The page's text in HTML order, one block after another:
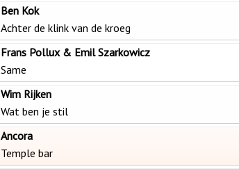
Ben Kok
Achter de klink van de kroeg
Frans Pollux & Emil Szarkowicz
Same
Wim Rijken
Wat ben je stil
Ancora
Temple bar